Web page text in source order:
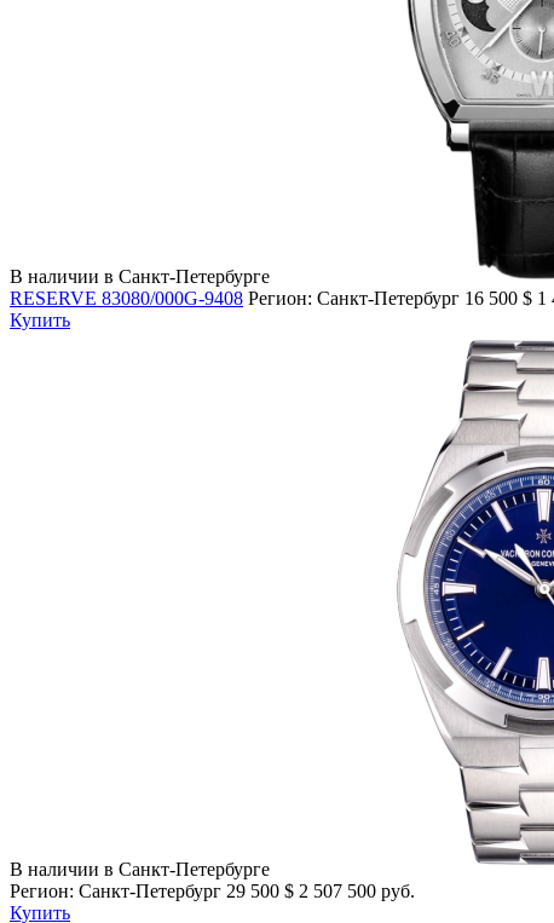
В наличии в Санкт-Петербурге
RESERVE 83080/000G-9408 Регион: Санкт-Петербург 16 500 $ 1
Купить
В наличии в Санкт-Петербурге
Регион: Санкт-Петербург 29 500 $ 2 507 500 руб.
Купить